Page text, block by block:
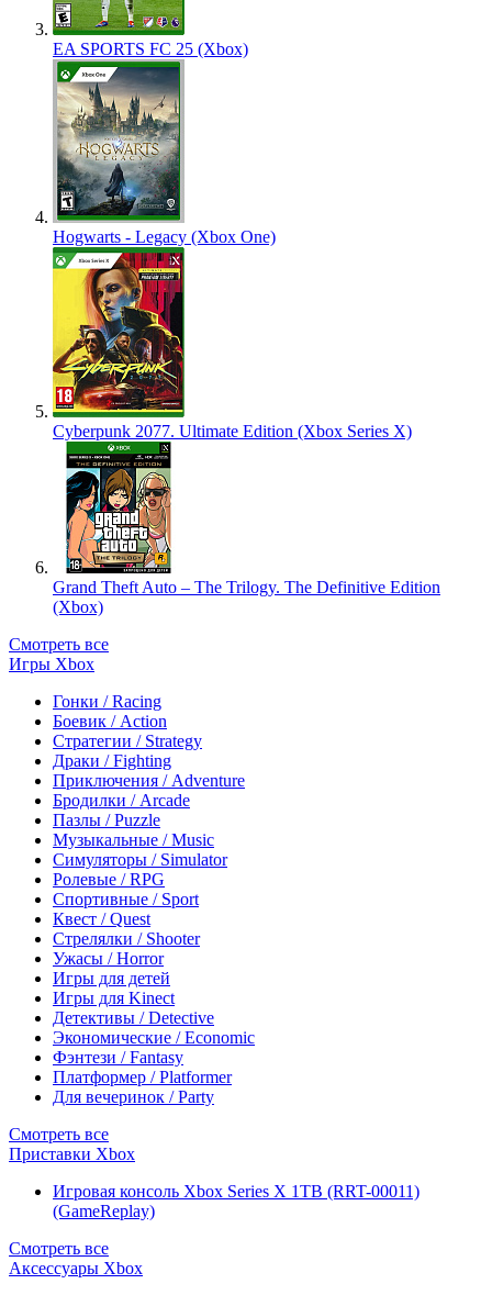
EA SPORTS FC 25 (Xbox)
Hogwarts - Legacy (Xbox One)
Cyberpunk 2077. Ultimate Edition (Xbox Series X)
Grand Theft Auto – The Trilogy. The Definitive Edition
(Xbox)
Смотреть все
Игры Xbox
Гонки / Racing
Боевик / Action
Стратегии / Strategy
Драки / Fighting
Приключения / Adventure
Бродилки / Arcade
Пазлы / Puzzle
Музыкальные / Music
Симуляторы / Simulator
Ролевые / RPG
Спортивные / Sport
Квест / Quest
Стрелялки / Shooter
Ужасы / Horror
Игры для детей
Игры для Kinect
Детективы / Detective
Экономические / Economic
Фэнтези / Fantasy
Платформер / Platformer
Для вечеринок / Party
Смотреть все
Приставки Xbox
Игровая консоль Xbox Series X 1TB (RRT-00011)
(GameReplay)
Смотреть все
Аксессуары Xbox